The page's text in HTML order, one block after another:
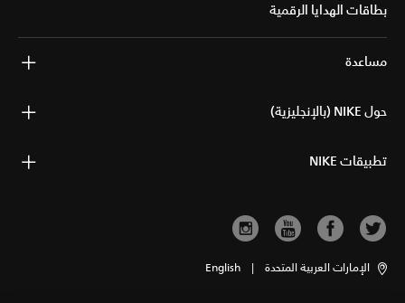
بطاقات الهدايا الرقمية
مساعدة
حول NIKE (بالإنجليزية)
تطبيقات NIKE
الإمارات العربية المتحدة |
English